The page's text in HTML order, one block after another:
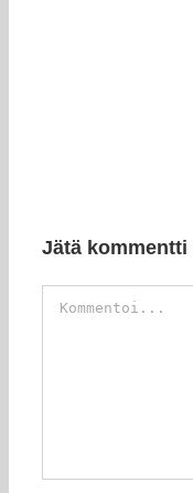
Jätä kommentti